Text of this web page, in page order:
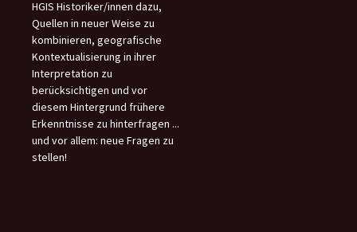
HGIS Historiker/innen dazu,
Quellen in neuer Weise zu
kombinieren, geografische
Kontextualisierung in ihrer
Interpretation zu
berücksichtigen und vor
diesem Hintergrund frühere
Erkenntnisse zu hinterfragen ...
und vor allem: neue Fragen zu
stellen!